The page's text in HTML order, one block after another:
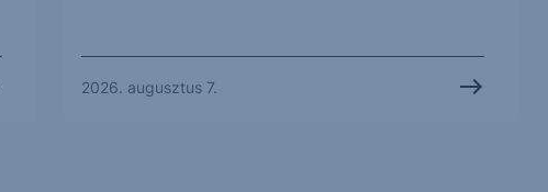
2026. augusztus 7.